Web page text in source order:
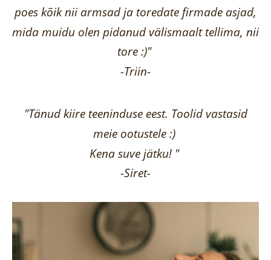
poes kõik nii armsad ja toredate firmade asjad,
mida muidu olen pidanud välismaalt tellima, nii
tore :)"
-Triin-
"Tänud kiire teeninduse eest. Toolid vastasid
meie ootustele :)
Kena suve jätku! "
-Siret-